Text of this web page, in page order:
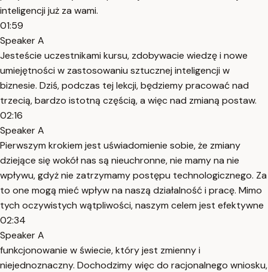
inteligencji już za wami.
01:59
Speaker A
Jesteście uczestnikami kursu, zdobywacie wiedzę i nowe
umiejętności w zastosowaniu sztucznej inteligencji w
biznesie. Dziś, podczas tej lekcji, będziemy pracować nad
trzecią, bardzo istotną częścią, a więc nad zmianą postaw.
02:16
Speaker A
Pierwszym krokiem jest uświadomienie sobie, że zmiany
dziejące się wokół nas są nieuchronne, nie mamy na nie
wpływu, gdyż nie zatrzymamy postępu technologicznego. Za
to one mogą mieć wpływ na naszą działalność i pracę. Mimo
tych oczywistych wątpliwości, naszym celem jest efektywne
02:34
Speaker A
funkcjonowanie w świecie, który jest zmienny i
niejednoznaczny. Dochodzimy więc do racjonalnego wniosku,